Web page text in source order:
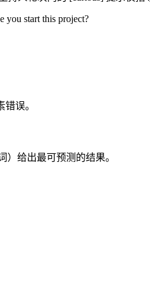
you start this project?
误。
）给出最可预测的结果。